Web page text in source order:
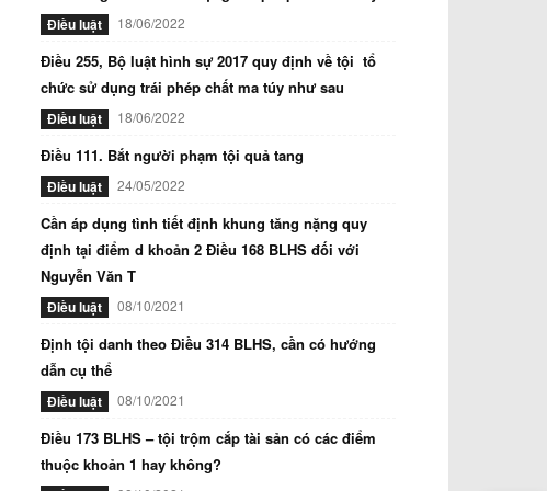
Điều luật 18/06/2022
Điều 255, Bộ luật hình sự 2017 quy định về tội tổ
chức sử dụng trái phép chất ma túy như sau
Điều luật 18/06/2022
Điều 111. Bắt người phạm tội quả tang
Điều luật 24/05/2022
Cần áp dụng tình tiết định khung tăng nặng quy
định tại điểm d khoản 2 Điều 168 BLHS đối với
Nguyễn Văn T
Điều luật 08/10/2021
Định tội danh theo Điều 314 BLHS, cần có hướng
dẫn cụ thể
Điều luật 08/10/2021
Điều 173 BLHS – tội trộm cắp tài sản có các điểm
thuộc khoản 1 hay không?